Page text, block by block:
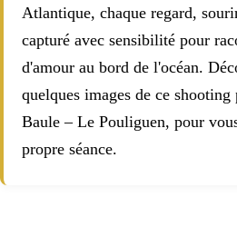
Atlantique, chaque regard,
capturé avec sensibilité pour
d'amour au bord de l'océan.
quelques images de ce
Baule – Le Pouliguen, pour
propre séance.